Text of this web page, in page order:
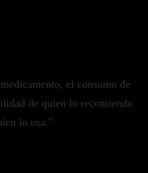
el consumo de
de quien lo recomienda
lo usa."